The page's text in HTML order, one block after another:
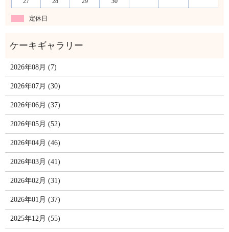
定休日
2026年08月 (7)
2026年07月 (30)
2026年06月 (37)
2026年05月 (52)
2026年04月 (46)
2026年03月 (41)
2026年02月 (31)
2026年01月 (37)
2025年12月 (55)